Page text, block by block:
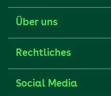
Über uns
Rechtliches
Social Media